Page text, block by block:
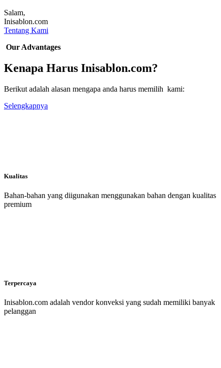
Salam,
Inisablon.com
Tentang Kami
Our Advantages
Kenapa Harus Inisablon.com?
Berikut adalah alasan mengapa anda harus memilih kami:
Selengkapnya
Kualitas
Bahan-bahan yang diigunakan menggunakan bahan dengan kualitas
premium
Terpercaya
Inisablon.com adalah vendor konveksi yang sudah memiliki banyak
pelanggan